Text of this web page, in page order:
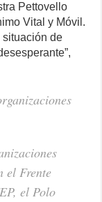
Pettovello
Vital y Móvil.
situación de
el Frente
el Polo